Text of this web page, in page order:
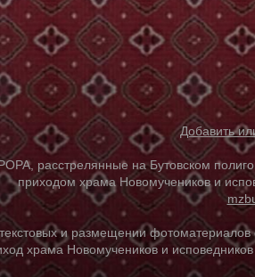
Добавить
на Бутовском
приходом храма Новомучеников и
и размещении
храма Новомучеников и